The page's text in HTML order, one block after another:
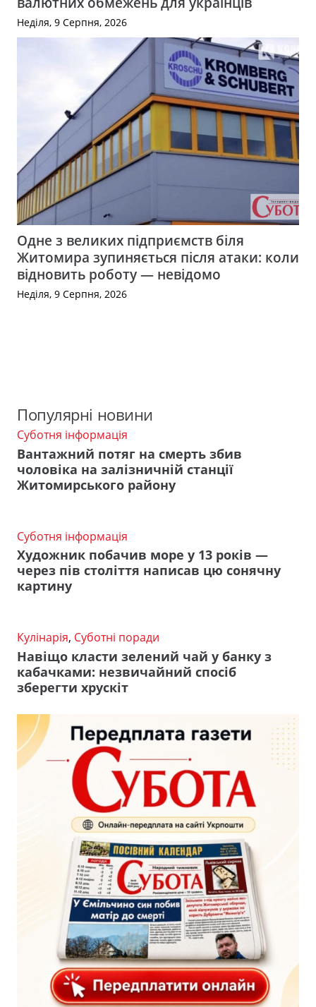
Неділя, 9 Серпня, 2026
Одне з великих підприємств біля
Житомира зупиняється після атаки: коли
відновить роботу — невідомо
Неділя, 9 Серпня, 2026
Популярні новини
Суботня інформація
Вантажний потяг на смерть збив
чоловіка на залізничній станції
Житомирського району
Суботня інформація
Художник побачив море у 13 років —
через пів століття написав цю сонячну
картину
Кулінарія, Суботні поради
Навіщо класти зелений чай у банку з
кабачками: незвичайний спосіб
зберегти хрускіт